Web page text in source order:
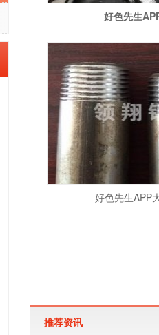
好色先生
好色先生APP
推荐资讯